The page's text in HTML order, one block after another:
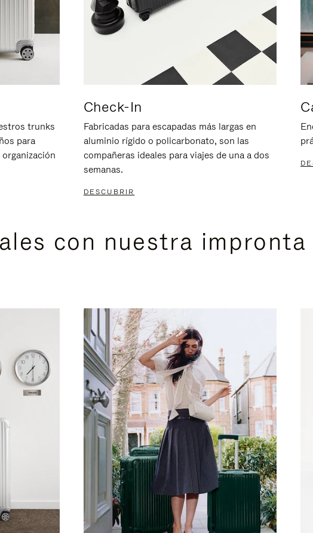
trunks
para
Check-In
Fabricadas para escapadas más largas en
aluminio rígido o policarbonato, son las
compañeras ideales para viajes de una a dos
semanas.
DESCUBRIR
con nuestra